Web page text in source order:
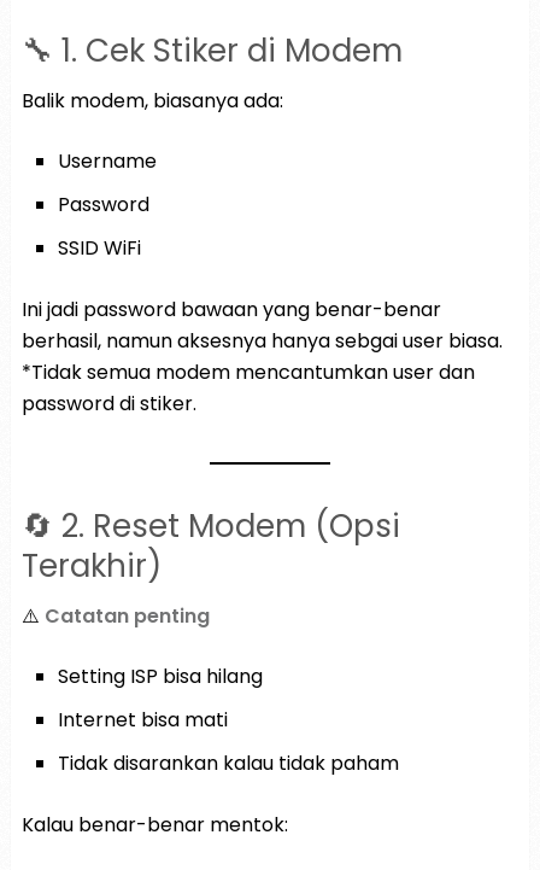
🔧 1. Cek Stiker di Modem
Balik modem, biasanya ada:
Username
Password
SSID WiFi
Ini jadi password bawaan yang benar-benar
berhasil, namun aksesnya hanya sebgai user biasa.
*Tidak semua modem mencantumkan user dan
password di stiker.
🔄 2. Reset Modem (Opsi
Terakhir)
⚠️ Catatan penting
Setting ISP bisa hilang
Internet bisa mati
Tidak disarankan kalau tidak paham
Kalau benar-benar mentok: